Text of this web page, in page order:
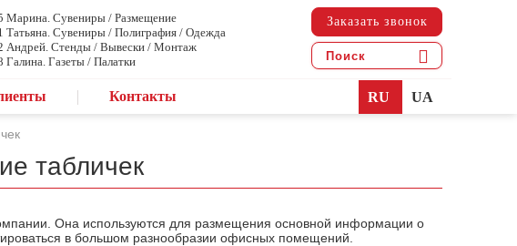
RU UA
Заказать звонок
Марина. Сувениры / Размещение
Татьяна. Сувениры / Полиграфия / Одежда
Андрей. Стенды / Вывески / Монтаж
Галина. Газеты / Палатки
Контакты
табличек
Она используются для размещения основной информации о
в большом разнообразии офисных помещений.